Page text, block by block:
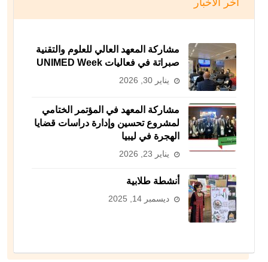
مشاركة المعهد العالي للعلوم والتقنية
صبراتة في فعاليات UNIMED Week
يناير 30, 2026
مشاركة المعهد في المؤتمر الختامي
لمشروع تحسين وإدارة دراسات قضايا
الهجرة في ليبيا
يناير 23, 2026
أنشطة طلابية
ديسمبر 14, 2025